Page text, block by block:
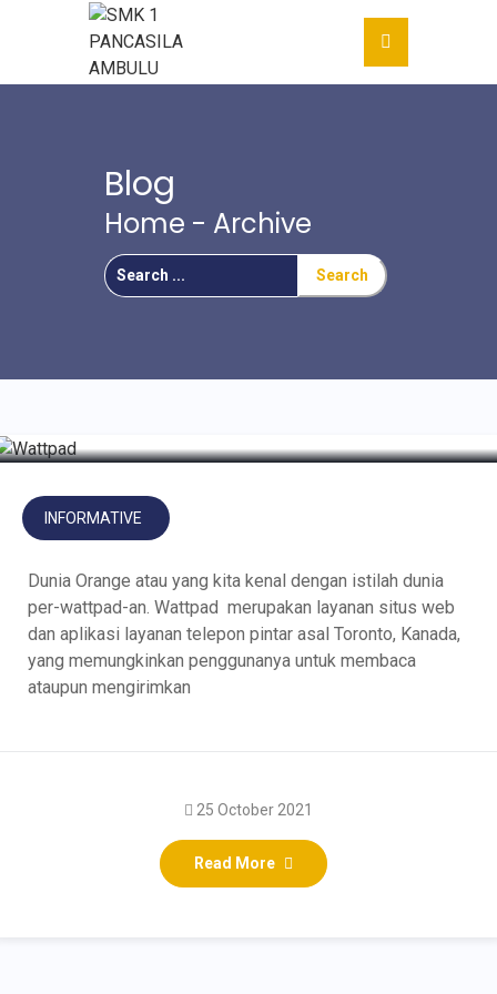
Blog
Home - Archive
Search
For
INFORMATIVE
Dunia Orange atau yang kita kenal dengan istilah dunia
per-wattpad-an. Wattpad merupakan layanan situs web
dan aplikasi layanan telepon pintar asal Toronto, Kanada,
yang memungkinkan penggunanya untuk membaca
ataupun mengirimkan
Read More
25 October 2021